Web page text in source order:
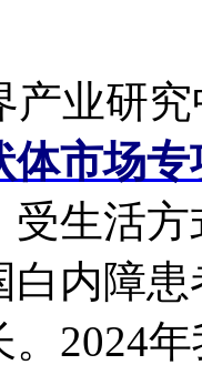
业研究
体市场
受生活
白内障
2024